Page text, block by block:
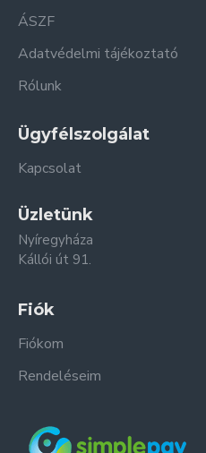
ÁSZF
Adatvédelmi tájékoztató
Rólunk
Ügyfélszolgálat
Kapcsolat
Üzletünk
Nyíregyháza
Kállói út 91.
Fiók
Fiókom
Rendeléseim